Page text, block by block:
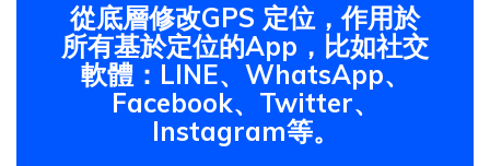
從底層修改GPS 定位，作用於
所有基於定位的App，比如社交
軟體：LINE、WhatsApp、
Facebook、Twitter、
Instagram等。